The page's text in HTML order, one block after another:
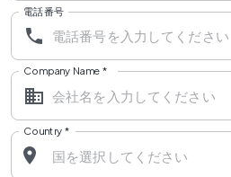
電話番号
Company Name *
Country *